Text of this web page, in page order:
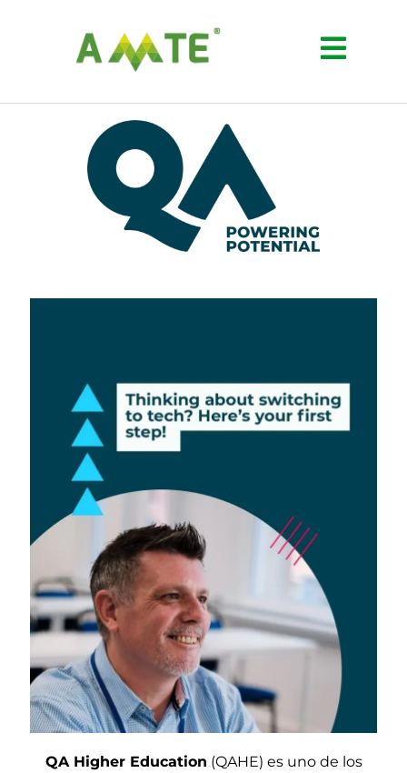
QA Higher Education (QAHE) es uno de los